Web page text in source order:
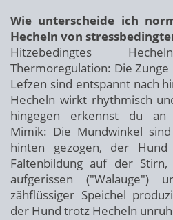
Wie unterscheide ich
Hecheln von
Hitzebedingtes
Thermoregulation: Die
Lefzen sind entspannt nach
Hecheln wirkt rhythmisch
hingegen erkennst du an
Mimik: Die Mundwinkel
hinten gezogen, der
Faltenbildung auf der
aufgerissen
zähflüssiger Speichel
der Hund trotz Hecheln